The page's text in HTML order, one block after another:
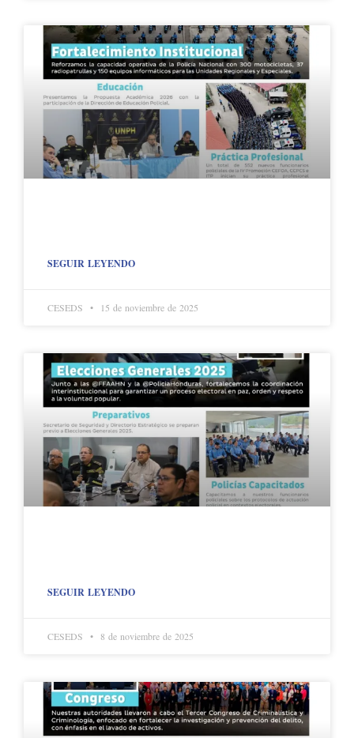
SEGUIR LEYENDO
CESEDS 15 de noviembre de 2025
SEGUIR LEYENDO
CESEDS 8 de noviembre de 2025